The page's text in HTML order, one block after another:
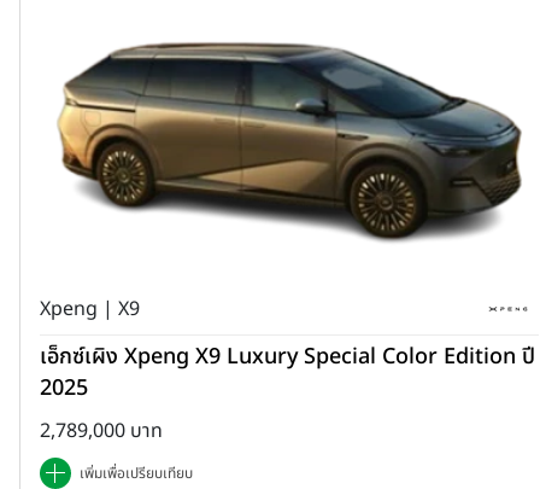
Xpeng | X9
เอ็กซ์เผิง Xpeng X9 Luxury Special Color Edition ปี
2025
2,789,000 บาท
เพิ่มเพื่อเปรียบเทียบ